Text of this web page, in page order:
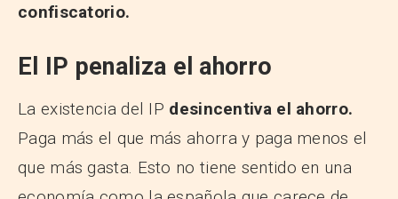
confiscatorio.
El IP penaliza el ahorro
La existencia del IP desincentiva el ahorro.
Paga más el que más ahorra y paga menos el
que más gasta. Esto no tiene sentido en una